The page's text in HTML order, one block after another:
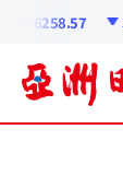
6258.57